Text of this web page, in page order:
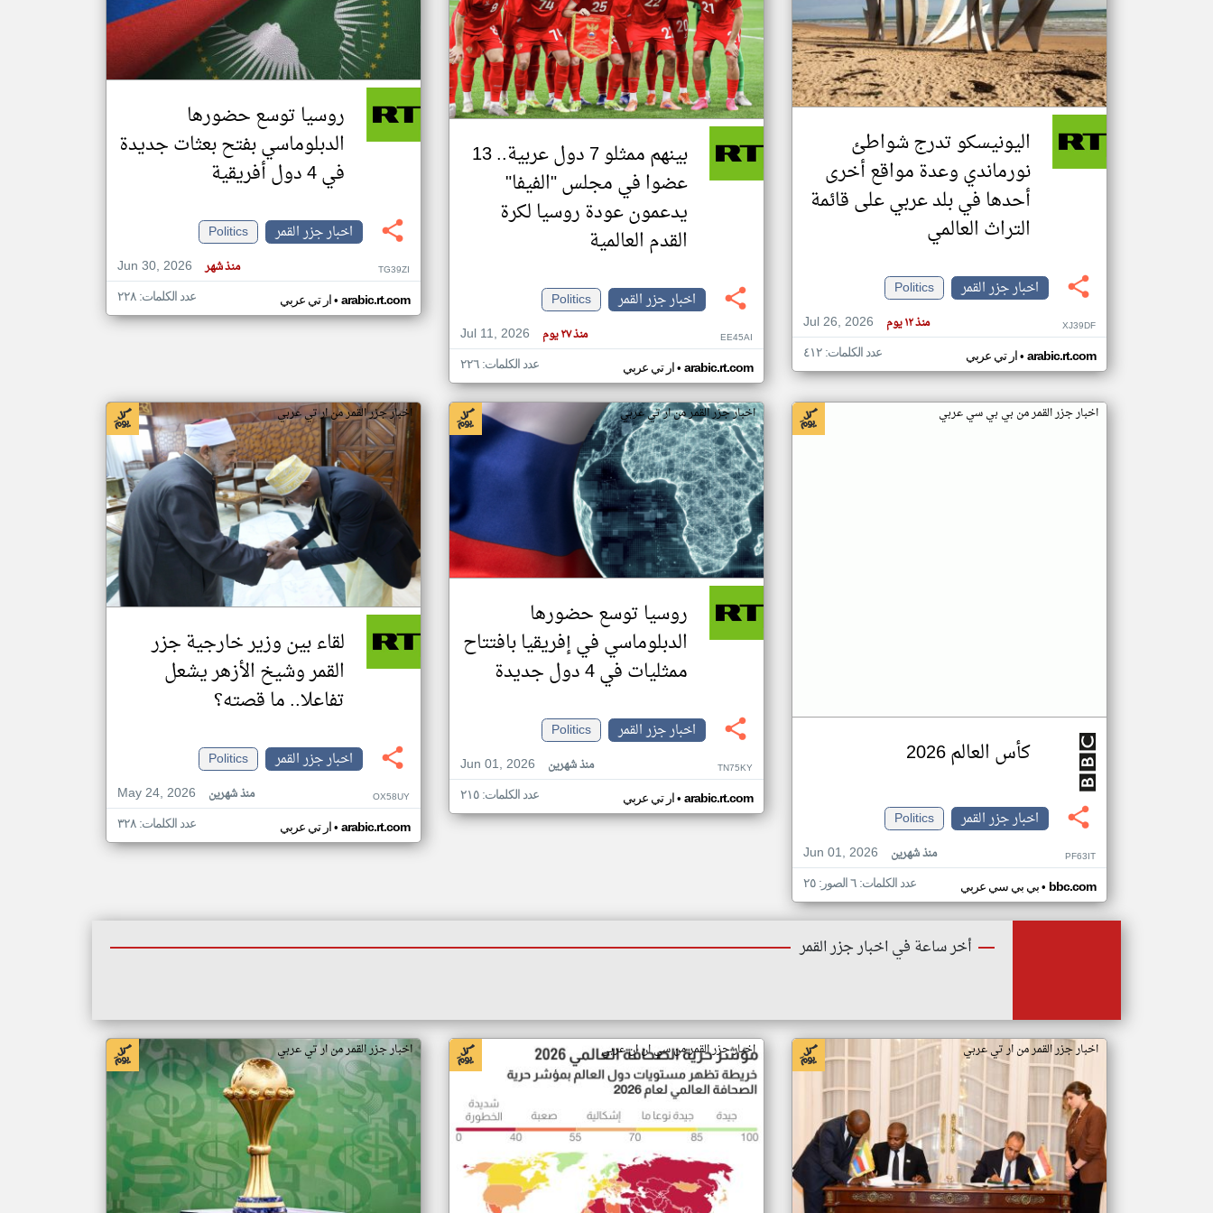
تغيير الدولة
اخبار جزر القمر على مدار الساعة
أهم اخبار جزر القمر العاجلة والمباشرة
اليونيسكو تدرج شواطئ
نورماندي وعدة مواقع أخرى
أحدها في بلد عربي على قائمة
التراث العالمي
اخبار جزر القمر
Politics
Jul 26, 2026
منذ ١٢ يوم XJ39DF
ار تي عربي• arabic.rt.com عدد الكلمات: ٤١٢
بينهم ممثلو 7 دول عربية.. 13
عضوا في مجلس "الفيفا"
يدعمون عودة روسيا لكرة
القدم العالمية
اخبار جزر القمر
Politics
Jul 11, 2026
منذ ٢٧ يوم EE45AI
ار تي عربي• arabic.rt.com عدد الكلمات: ٢٢٦
روسيا توسع حضورها
الدبلوماسي بفتح بعثات جديدة
في 4 دول أفريقية
اخبار جزر القمر
Politics
Jun 30, 2026
منذ شهر TG39ZI
ار تي عربي• arabic.rt.com عدد الكلمات: ٢٢٨
اخبار جزر القمر من بي بي سي عربي
كأس العالم 2026
اخبار جزر القمر
Politics
Jun 01, 2026
منذ شهرين PF63IT
بي بي سي عربي• bbc.com عدد الكلمات: ٦ الصور: ٢٥
اخبار جزر القمر من ار تي عربي
روسيا توسع حضورها
الدبلوماسي في إفريقيا بافتتاح
ممثليات في 4 دول جديدة
اخبار جزر القمر
Politics
Jun 01, 2026
منذ شهرين TN75KY
ار تي عربي• arabic.rt.com عدد الكلمات: ٢١٥
اخبار جزر القمر من ار تي عربي
لقاء بين وزير خارجية جزر
القمر وشيخ الأزهر يشعل
تفاعلا.. ما قصته؟
اخبار جزر القمر
Politics
May 24, 2026
منذ شهرين OX58UY
ار تي عربي• arabic.rt.com عدد الكلمات: ٣٢٨
أخر ساعة في اخبار جزر القمر
اخبار جزر القمر من ار تي عربي اخبار جزر القمر من سي ان ان عربي اخبار جزر القمر من ار تي عربي
klyoum.com